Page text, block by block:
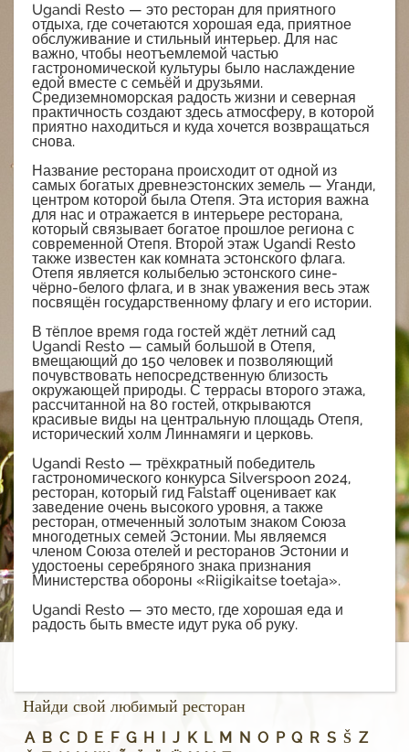
Ugandi Resto — это ресторан для приятного
отдыха, где сочетаются хорошая еда, приятное
обслуживание и стильный интерьер. Для нас
важно, чтобы неотъемлемой частью
гастрономической культуры было наслаждение
едой вместе с семьёй и друзьями.
Средиземноморская радость жизни и северная
практичность создают здесь атмосферу, в которой
приятно находиться и куда хочется возвращаться
снова.
Название ресторана происходит от одной из
самых богатых древнеэстонских земель — Уганди,
центром которой была Отепя. Эта история важна
для нас и отражается в интерьере ресторана,
который связывает богатое прошлое региона с
современной Отепя. Второй этаж Ugandi Resto
также известен как комната эстонского флага.
Отепя является колыбелью эстонского сине-
чёрно-белого флага, и в знак уважения весь этаж
посвящён государственному флагу и его истории.
В тёплое время года гостей ждёт летний сад
Ugandi Resto — самый большой в Отепя,
вмещающий до 150 человек и позволяющий
почувствовать непосредственную близость
окружающей природы. С террасы второго этажа,
рассчитанной на 80 гостей, открываются
красивые виды на центральную площадь Отепя,
исторический холм Линнамяги и церковь.
Ugandi Resto — трёхкратный победитель
гастрономического конкурса Silverspoon 2024,
ресторан, который гид Falstaff оценивает как
заведение очень высокого уровня, а также
ресторан, отмеченный золотым знаком Союза
многодетных семей Эстонии. Мы являемся
членом Союза отелей и ресторанов Эстонии и
удостоены серебряного знака признания
Министерства обороны «Riigikaitse toetaja».
Ugandi Resto — это место, где хорошая еда и
радость быть вместе идут рука об руку.
Найди свой любимый ресторан
A B C D E F G H J K L M N O P Q R S Š Z